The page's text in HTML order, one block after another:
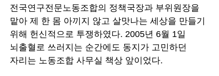
전국연구전문노동조합의 정책국장과 부위원장을
맡아 제 한 몸 아끼지 않고 살맛나는 세상을 만들기
위해 헌신적으로 투쟁하였다. 2005년 6월 1일
뇌출혈로 쓰러지는 순간에도 동지가 고민하던
자리는 노동조합 사무실 책상 앞이었다.